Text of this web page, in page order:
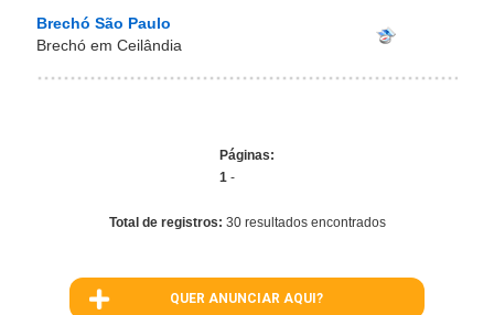
Brechó São Paulo
Brechó em Ceilândia
Páginas:
1 -
Total de registros: 30 resultados encontrados
QUER ANUNCIAR AQUI?